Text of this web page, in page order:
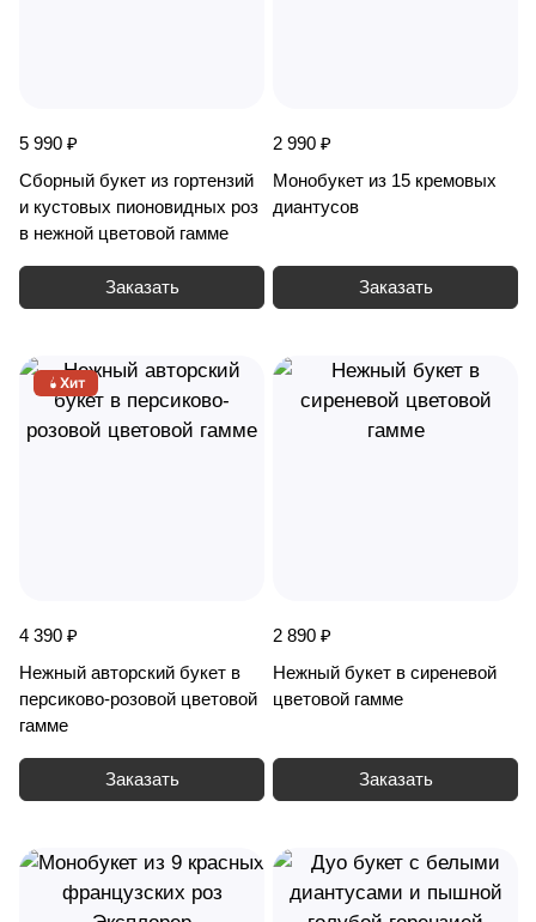
5 990 ₽
Сборный букет из гортензий
и кустовых пионовидных роз
в нежной цветовой гамме
Заказать
2 990 ₽
Монобукет из 15 кремовых
диантусов
Заказать
Хит
4 390 ₽
Нежный авторский букет в
персиково-розовой цветовой
гамме
Заказать
2 890 ₽
Нежный букет в сиреневой
цветовой гамме
Заказать